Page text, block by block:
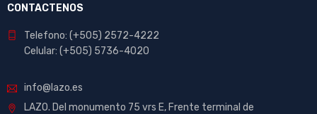
CONTACTENOS
Telefono: (+505) 2572-4222
Celular: (+505) 5736-4020
info@lazo.es
LAZO. Del monumento 75 vrs E, Frente terminal de